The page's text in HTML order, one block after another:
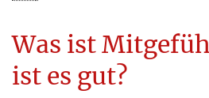
Was ist
ist es gut?